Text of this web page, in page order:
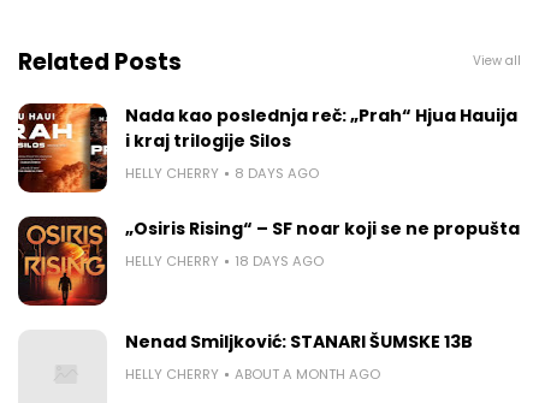
Related Posts View all
Nada kao poslednja reč: „Prah“ Hjua Hauija
i kraj trilogije Silos
HELLY CHERRY 8 DAYS AGO
„Osiris Rising“ – SF noar koji se ne propušta
HELLY CHERRY 18 DAYS AGO
Nenad Smiljković: STANARI ŠUMSKE 13B
HELLY CHERRY ABOUT A MONTH AGO